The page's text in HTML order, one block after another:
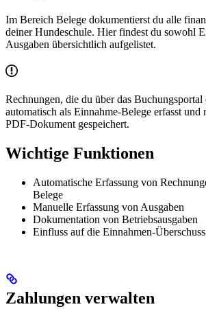
Im Bereich Belege dokumentierst du alle
deiner Hundeschule. Hier findest du sowohl
Ausgaben übersichtlich aufgelistet.
Rechnungen, die du über das Buchungsportal
automatisch als Einnahme-Belege erfasst und
PDF-Dokument gespeichert.
Wichtige Funktionen
Automatische Erfassung von
Belege
Manuelle Erfassung von Ausgaben
Dokumentation von Betriebsausgaben
Einfluss auf die Einnahmen-
Zahlungen verwalten